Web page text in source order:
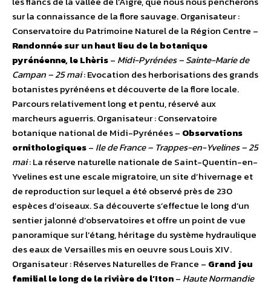
sur la connaissance de la flore sauvage. Organisateur :
Conservatoire du Patrimoine Naturel de la Région Centre –
Randonnée sur un haut lieu de la botanique
pyrénéenne, le Lhèris– Midi-Pyrénées – Sainte-Marie de
Campan – 25 mai: Evocation des herborisations des grands
botanistes pyrénéens et découverte de la flore locale.
Parcours relativement long et pentu, réservé aux
marcheurs aguerris. Organisateur : Conservatoire
botanique national de Midi-Pyrénées – Observations
ornithologiques– Ile de France – Trappes-en-Yvelines – 25
mai: La réserve naturelle nationale de Saint-Quentin-en-
Yvelines est une escale migratoire, un site d’hivernage et
de reproduction sur lequel a été observé près de 230
espèces d’oiseaux. Sa découverte s’effectue le long d’un
sentier jalonné d’observatoires et offre un point de vue
panoramique sur l’étang, héritage du système hydraulique
des eaux de Versailles mis en oeuvre sous Louis XIV.
Organisateur : Réserves Naturelles de France – Grand jeu
familial le long de la rivière de l’Iton– Haute Normandie